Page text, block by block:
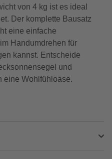
von 4 kg ist es ideal
Der komplette Bausatz
eine einfache
Handumdrehen für
kannst. Entscheide
und
eine Wohlfühloase.